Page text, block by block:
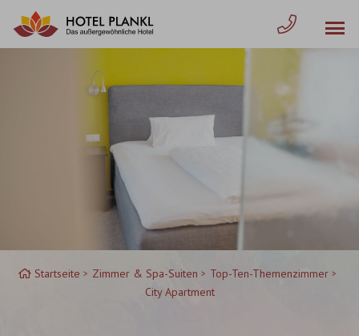
Startseite Zimmer & Spa-Suiten
Top-Ten-Themenzimmer
City Apartment